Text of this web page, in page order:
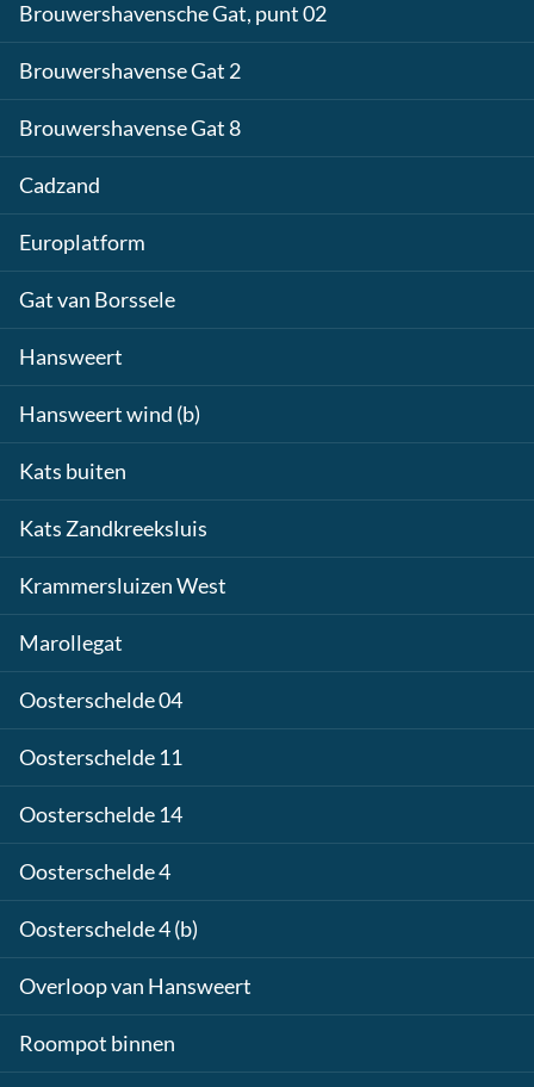
Brouwershavensche Gat, punt 02
Brouwershavense Gat 2
Brouwershavense Gat 8
Cadzand
Europlatform
Gat van Borssele
Hansweert
Hansweert wind (b)
Kats buiten
Kats Zandkreeksluis
Krammersluizen West
Marollegat
Oosterschelde 04
Oosterschelde 11
Oosterschelde 14
Oosterschelde 4
Oosterschelde 4 (b)
Overloop van Hansweert
Roompot binnen